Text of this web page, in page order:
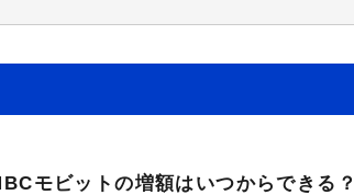
モビットの増額はいつからできる？